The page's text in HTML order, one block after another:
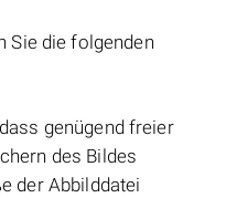
Sie die folgenden
genügend freier
des Bildes
der Abbilddatei